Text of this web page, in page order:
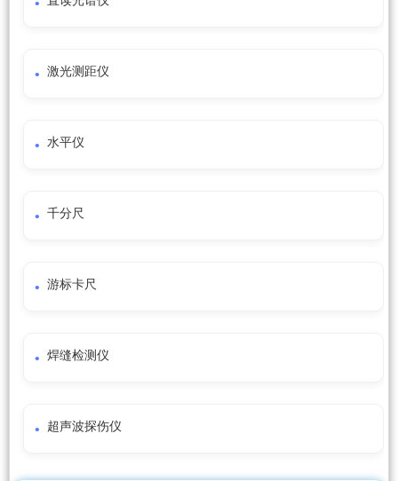
激光测距仪
水平仪
千分尺
游标卡尺
焊缝检测仪
超声波探伤仪